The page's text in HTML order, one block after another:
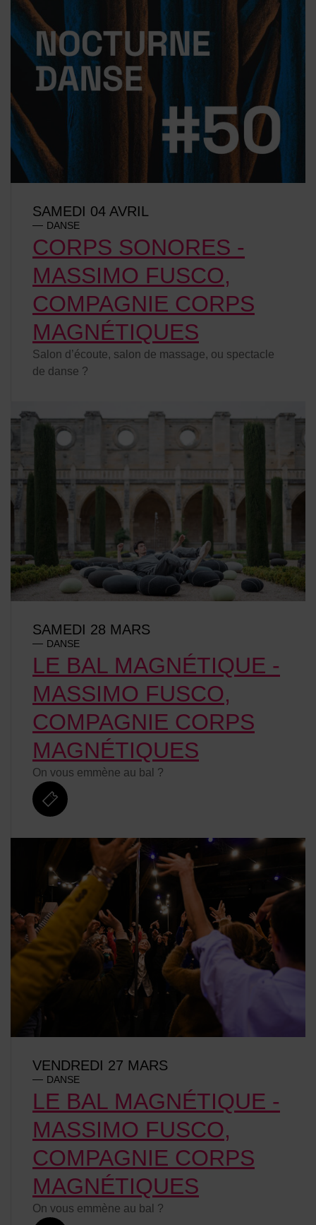
CORPS SONORES -
MASSIMO FUSCO,
COMPAGNIE CORPS
MAGNÉTIQUES
SAMEDI 04 AVRIL
DANSE
Salon d’écoute, salon de massage, ou spectacle
de danse ?
LE BAL MAGNÉTIQUE -
MASSIMO FUSCO,
COMPAGNIE CORPS
MAGNÉTIQUES
SAMEDI 28 MARS
DANSE
On vous emmène au bal ?
billetterie
LE BAL MAGNÉTIQUE -
MASSIMO FUSCO,
COMPAGNIE CORPS
MAGNÉTIQUES
VENDREDI 27 MARS
DANSE
On vous emmène au bal ?